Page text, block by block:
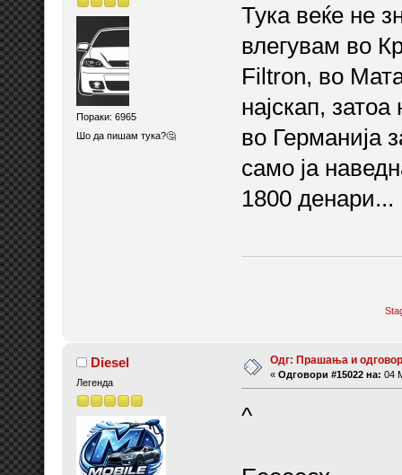
Пораки: 6965
Шо да пишам тука?🤔
Тука веќе не
влегувам во
Filtron, во
најскап,
во Германија
само ја
1800 денари...
Diesel
Легенда
Одг: Прашања и
« Одговори #15022 на: 04
^